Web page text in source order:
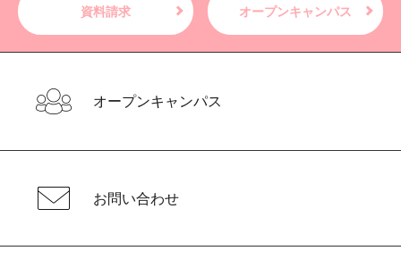
資料請求 オープンキャンパス
オープンキャンパス
お問い合わせ